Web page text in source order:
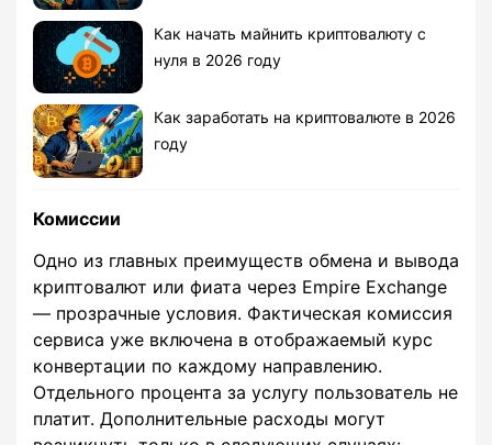
Как начать майнить криптовалюту с
нуля в 2026 году
Как заработать на криптовалюте в 2026
году
Комиссии
Одно из главных преимуществ обмена и вывода
криптовалют или фиата через Empire Exchange
— прозрачные условия. Фактическая комиссия
сервиса уже включена в отображаемый курс
конвертации по каждому направлению.
Отдельного процента за услугу пользователь не
платит. Дополнительные расходы могут